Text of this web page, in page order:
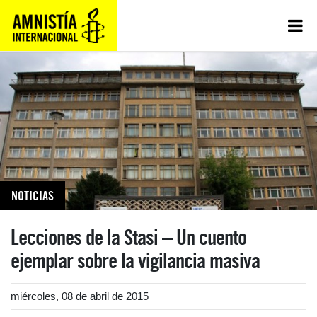
NOTICIAS
Lecciones de la Stasi – Un cuento
ejemplar sobre la vigilancia masiva
miércoles, 08 de abril de 2015